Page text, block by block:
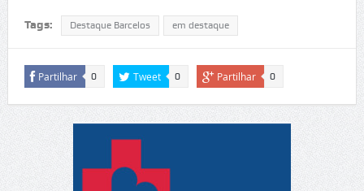
Tags: Destaque Barcelos em destaque
Partilhar 0 Tweet 0 Partilhar 0